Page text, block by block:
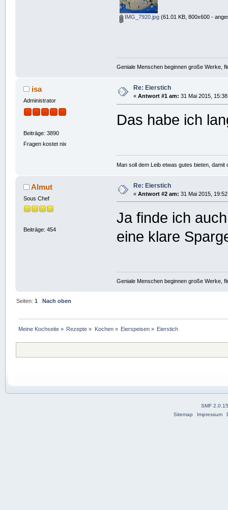
IMG_7920.jpg(61.01 KB, 800x600 -
Geniale Menschen beginnen große Werke,
isa
Administrator
Beiträge: 3890
Fragen kostet nix
Re: Eierstich
« Antwort #1 am: 31 Mai 2015,
Das habe ich
Man soll dem Leib etwas gutes bieten,
Almut
Sous Chef
Beiträge: 454
Re: Eierstich
« Antwort #2 am: 31 Mai 2015,
Ja finde ich
eine klare
Geniale Menschen beginnen große Werke,
Seiten:1 Nach oben
Meine Kochseite » Rezepte » Kochen» Eierspeisen » Eierstich
SMF
Sitemap
Impressum